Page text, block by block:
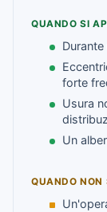
QUANDO SI
forte
Usura
Un
QUANDO NON